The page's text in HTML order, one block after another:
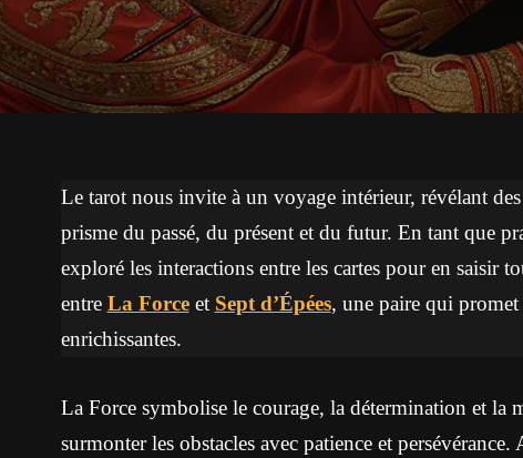
Le tarot nous invite à un voyage intérieur, révélant des
prisme du passé, du présent et du futur. En tant que
exploré les interactions entre les cartes pour en saisir
entre La Forceet Sept d’Épées, une paire qui promet
enrichissantes.
La Force symbolise le courage, la détermination et la
surmonter les obstacles avec patience et